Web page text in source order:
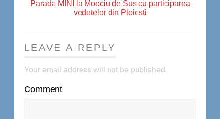
Parada MINI la Moeciu de Sus cu participarea
vedetelor din Ploiesti
LEAVE A REPLY
Your email address will not be published.
Comment